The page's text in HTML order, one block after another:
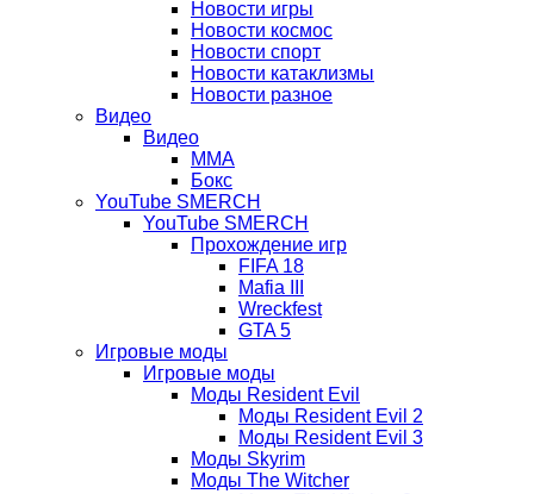
Новости игры
Новости космос
Новости спорт
Новости катаклизмы
Новости разное
Видео
Видео
ММА
Бокс
YouTube SMERCH
YouTube SMERCH
Прохождение игр
FIFA 18
Mafia III
Wreckfest
GTA 5
Игровые моды
Игровые моды
Моды Resident Evil
Моды Resident Evil 2
Моды Resident Evil 3
Моды Skyrim
Моды The Witcher